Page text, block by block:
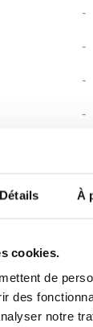
Détails À
cookies.
de
des
notre
-
-
-
-